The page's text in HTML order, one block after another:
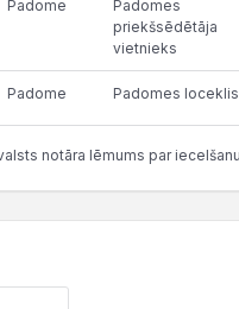
Padome
Padomes
priekšsēdētāja
vietnieks
Padome Padomes loceklis
notāra lēmums par iecelšanu